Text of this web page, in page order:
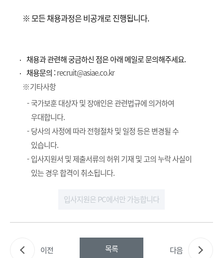
※ 모든 채용과정은 비공개로 진행됩니다.
채용과 관련해 궁금하신 점은 아래 메일로 문의해주세요.
채용문의 :recruit@asiae.co.kr
기타사항
국가보훈 대상자 및 장애인은 관련법규에 의거하여
우대합니다.
당사의 사정에 따라 전형절차 및 일정 등은 변경될 수
있습니다.
입사지원서 및 제출서류의 허위 기재 및 고의 누락 사실이
있는 경우 합격이 취소됩니다.
입사지원은 PC에서만 가능합니다
아이콘
이전 목록 다음
아이콘